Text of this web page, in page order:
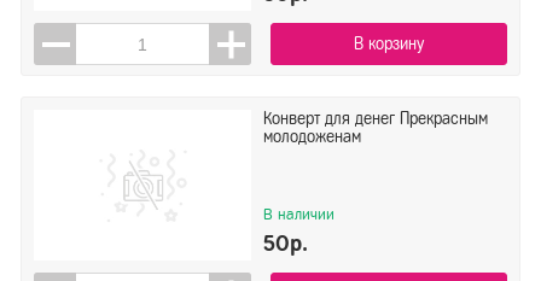
В корзину
Конверт для денег Прекрасным
молодоженам
В наличии
50р.